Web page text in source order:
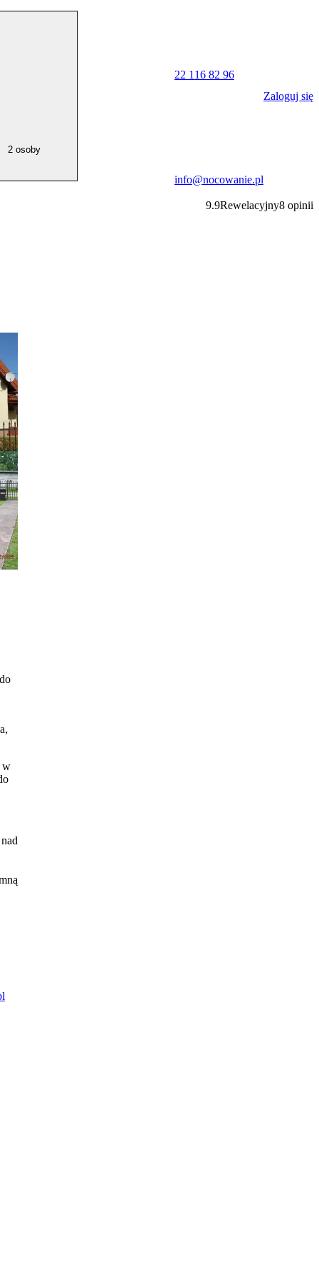
2 osoby
22 116 82 96
info@nocowanie.pl
Zaloguj się
9.9Rewelacyjny8 opinii
w